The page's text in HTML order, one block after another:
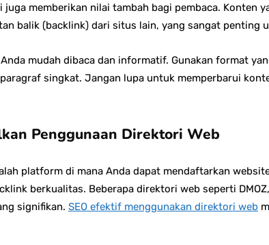
juga memberikan nilai tambah bagi pembaca. Konten
balik (backlink) dari situs lain, yang sangat penting
mudah dibaca dan informatif. Gunakan format
singkat. Jangan lupa untuk memperbarui
Penggunaan Direktori Web
platform di mana Anda dapat mendaftarkan
berkualitas. Beberapa direktori web seperti
signifikan. SEO efektif menggunakan direktori web